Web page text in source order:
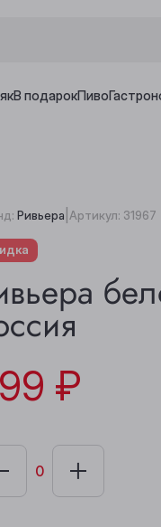
В подарокПиво
Ривьера Артикул: 31967
₽